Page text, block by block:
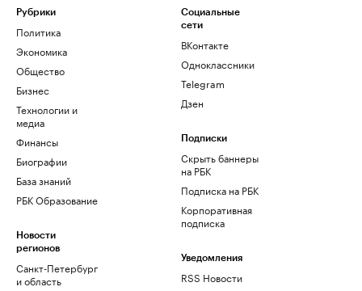
Рубрики
Политика
Экономика
Общество
Бизнес
Технологии и
медиа
Финансы
Биографии
База знаний
РБК Образование
Новости
регионов
Санкт-Петербург
и область
Социальные
сети
ВКонтакте
Одноклассники
Telegram
Дзен
Подписки
Скрыть баннеры
на РБК
Подписка на РБК
Корпоративная
подписка
Уведомления
RSS Новости